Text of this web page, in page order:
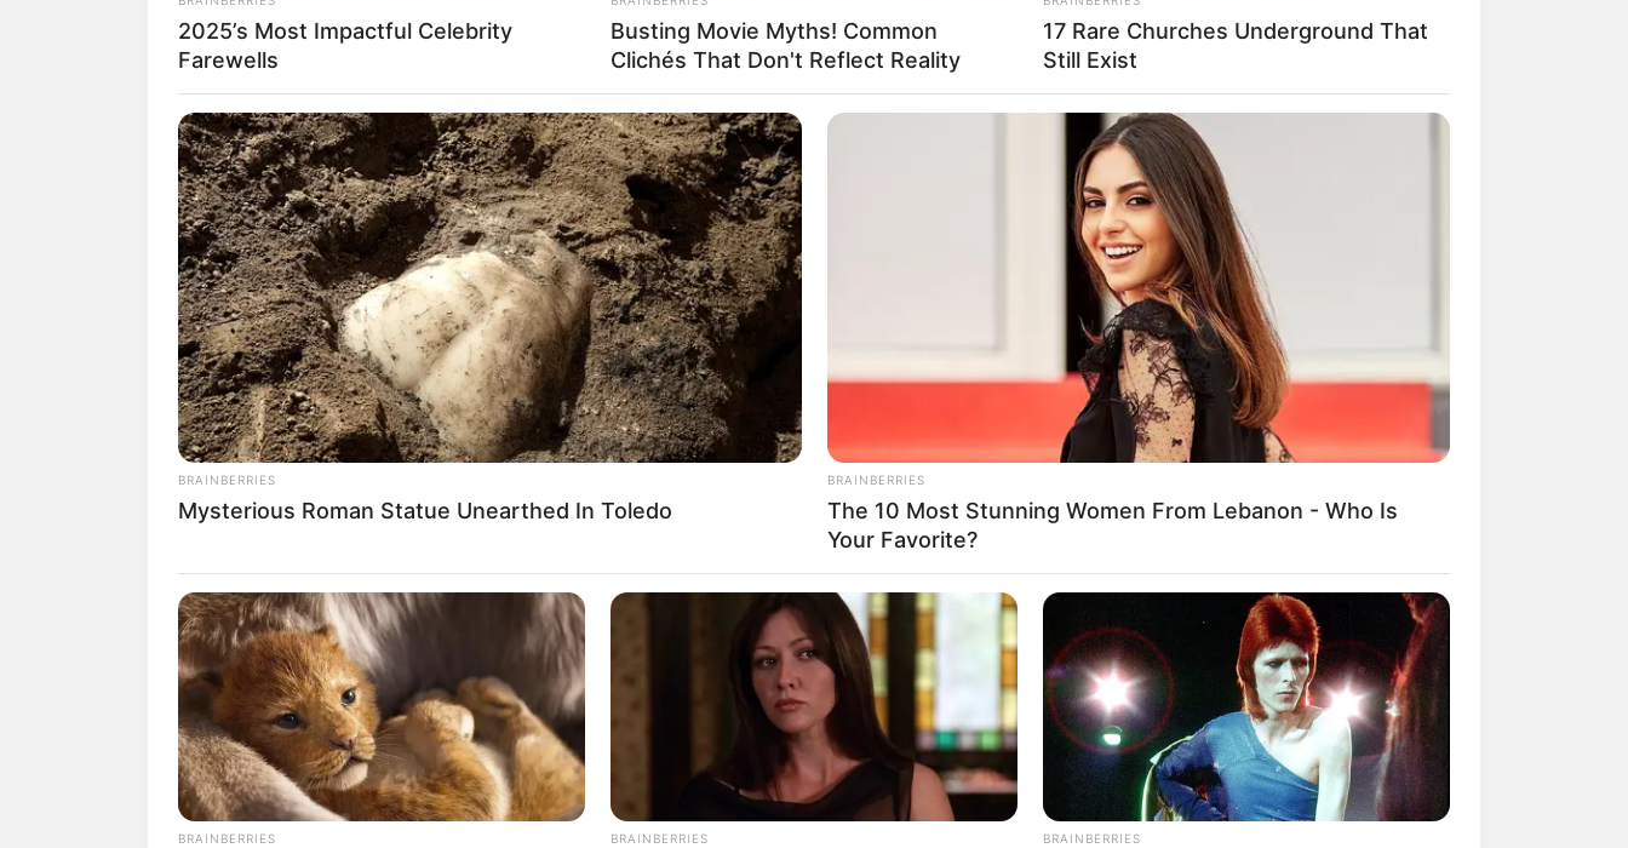
berimajinasi dengan bentuknya kan?
(foto: twitter/chrisjudge)
2. Untuk membuat coretan awan ini, Chris Judge juga dapat melatih
imajinasinya.
Langka Banget! 10 Pose Lucu
Katak yang Bikin Ketawa
Gemes
Ambyar! 10 Kalimat Baper
Pakai Bahasa Jawa Ini Bikin
Galau Abis
Fail! 10 Potret Makanan Gagal
Dimasak yang Bikin Kamu
Nggak Selera
2025’s Most Impactful Celebrity
Farewells
Busting Movie Myths! Common
Clichés That Don't Reflect Reality
17 Rare Churches Underground That
Still Exist
BRAINBERRIES
Mysterious Roman Statue Unearthed In Toledo
BRAINBERRIES
The 10 Most Stunning Women From Lebanon - Who Is
Your Favorite?
BRAINBERRIES BRAINBERRIES BRAINBERRIES